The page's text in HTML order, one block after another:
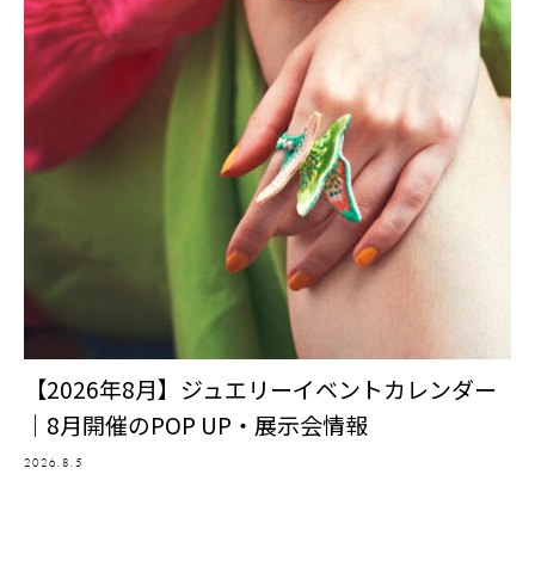
【2026年8月】ジュエリーイベントカレンダー
｜8月開催のPOP UP・展示会情報
2026.8.5